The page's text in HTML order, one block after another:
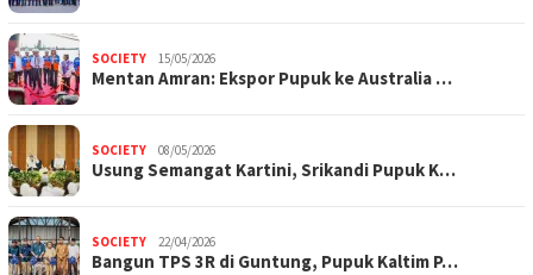
SOCIETY 15/05/2026
Mentan Amran: Ekspor Pupuk ke Australia …
SOCIETY 08/05/2026
Usung Semangat Kartini, Srikandi Pupuk K…
SOCIETY 22/04/2026
Bangun TPS 3R di Guntung, Pupuk Kaltim P…